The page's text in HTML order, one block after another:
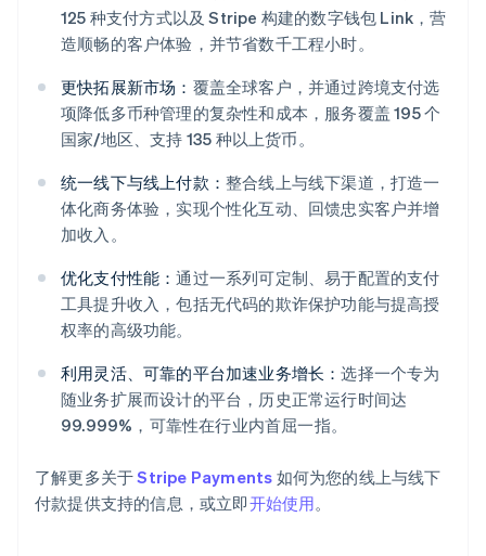
125 种支付方式以及 Stripe 构建的数字钱包 Link，营
造顺畅的客户体验，并节省数千工程小时。
更快拓展新市场： 覆盖全球客户，并通过跨境支付选
项降低多币种管理的复杂性和成本，服务覆盖 195 个
国家/地区、支持 135 种以上货币。
统一线下与线上付款： 整合线上与线下渠道，打造一
体化商务体验，实现个性化互动、回馈忠实客户并增
加收入。
优化支付性能：通过一系列可定制、易于配置的支付
工具提升收入，包括无代码的欺诈保护功能与提高授
权率的高级功能。
利用灵活、可靠的平台加速业务增长：选择一个专为
随业务扩展而设计的平台，历史正常运行时间达
99.999%，可靠性在行业内首屈一指。
了解更多关于Stripe Payments 如何为您的线上与线下
付款提供支持的信息，或立即开始使用。
阿联酋
爱尔兰
English
爱沙尼亚
English
奥地利
DeutschEnglish
澳大利亚
English
Português English
保加利亚
English